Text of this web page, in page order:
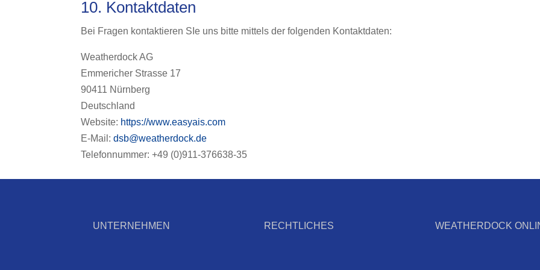
10. Kontaktdaten
Bei Fragen kontaktieren SIe uns bitte mittels der folgenden Kontaktdaten:
Weatherdock AG
Emmericher Strasse 17
90411 Nürnberg
Deutschland
Website: https://www.easyais.com
E-Mail:dsb@weatherdock.de
Telefonnummer: +49 (0)911-376638-35
UNTERNEHMEN RECHTLICHES WEATHERDOCK